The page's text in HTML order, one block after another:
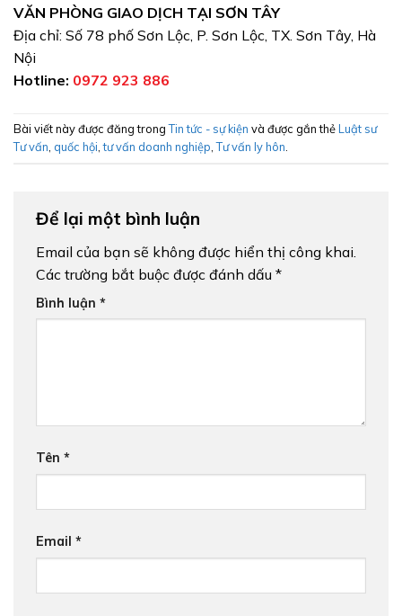
VĂN PHÒNG GIAO DỊCH TẠI SƠN TÂY
Địa chỉ: Số 78 phố Sơn Lộc, P. Sơn Lộc, TX. Sơn Tây, Hà
Nội
Hotline: 0972 923 886
Bài viết này được đăng trongTin tức - sự kiện và được gắn thẻLuật sư
Tư vấn, quốc hội,tư vấn doanh nghiệp,Tư vấn ly hôn.
Để lại một bình luận
Email của bạn sẽ không được hiển thị công khai.
Các trường bắt buộc được đánh dấu *
Bình luận *
Tên *
Email *